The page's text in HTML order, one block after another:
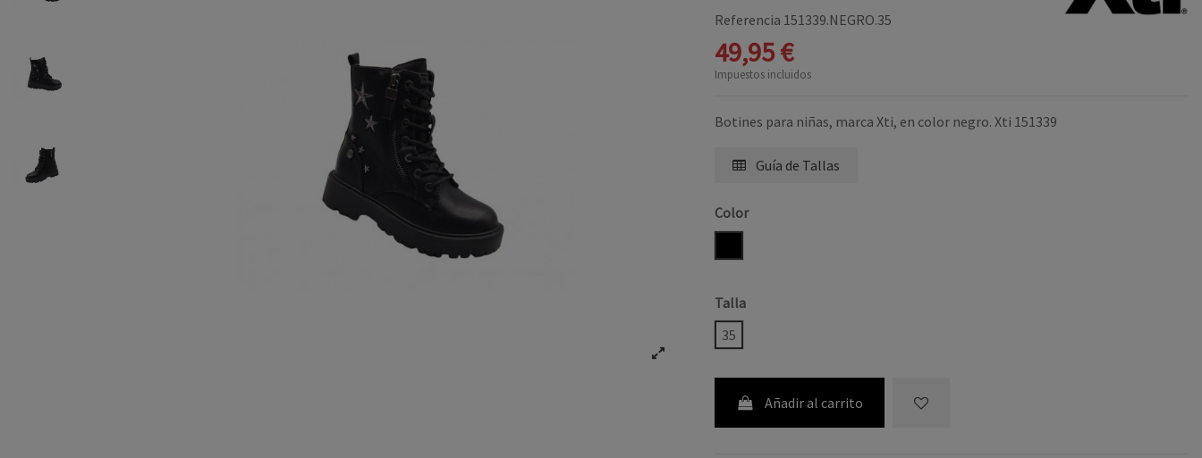
Referencia 151339.NEGRO.35
49,95 €
Impuestos incluidos
Botines para niñas, marca Xti, en color negro. Xti 151339
Guía de Tallas
Color
Talla
35
Añadir al carrito